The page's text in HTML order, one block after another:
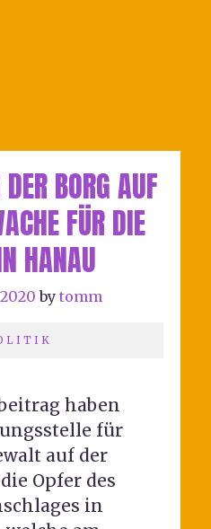
BORG AUF
FÜR DIE
HANAU
by tomm
haben
für
auf der
Opfer des
in